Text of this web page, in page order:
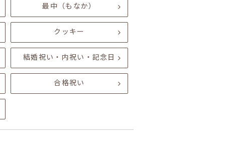
最中（もなか）
クッキー
結婚祝い・内祝い・記念日
合格祝い